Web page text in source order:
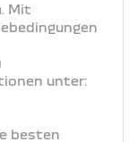
Mit
unter:
besten